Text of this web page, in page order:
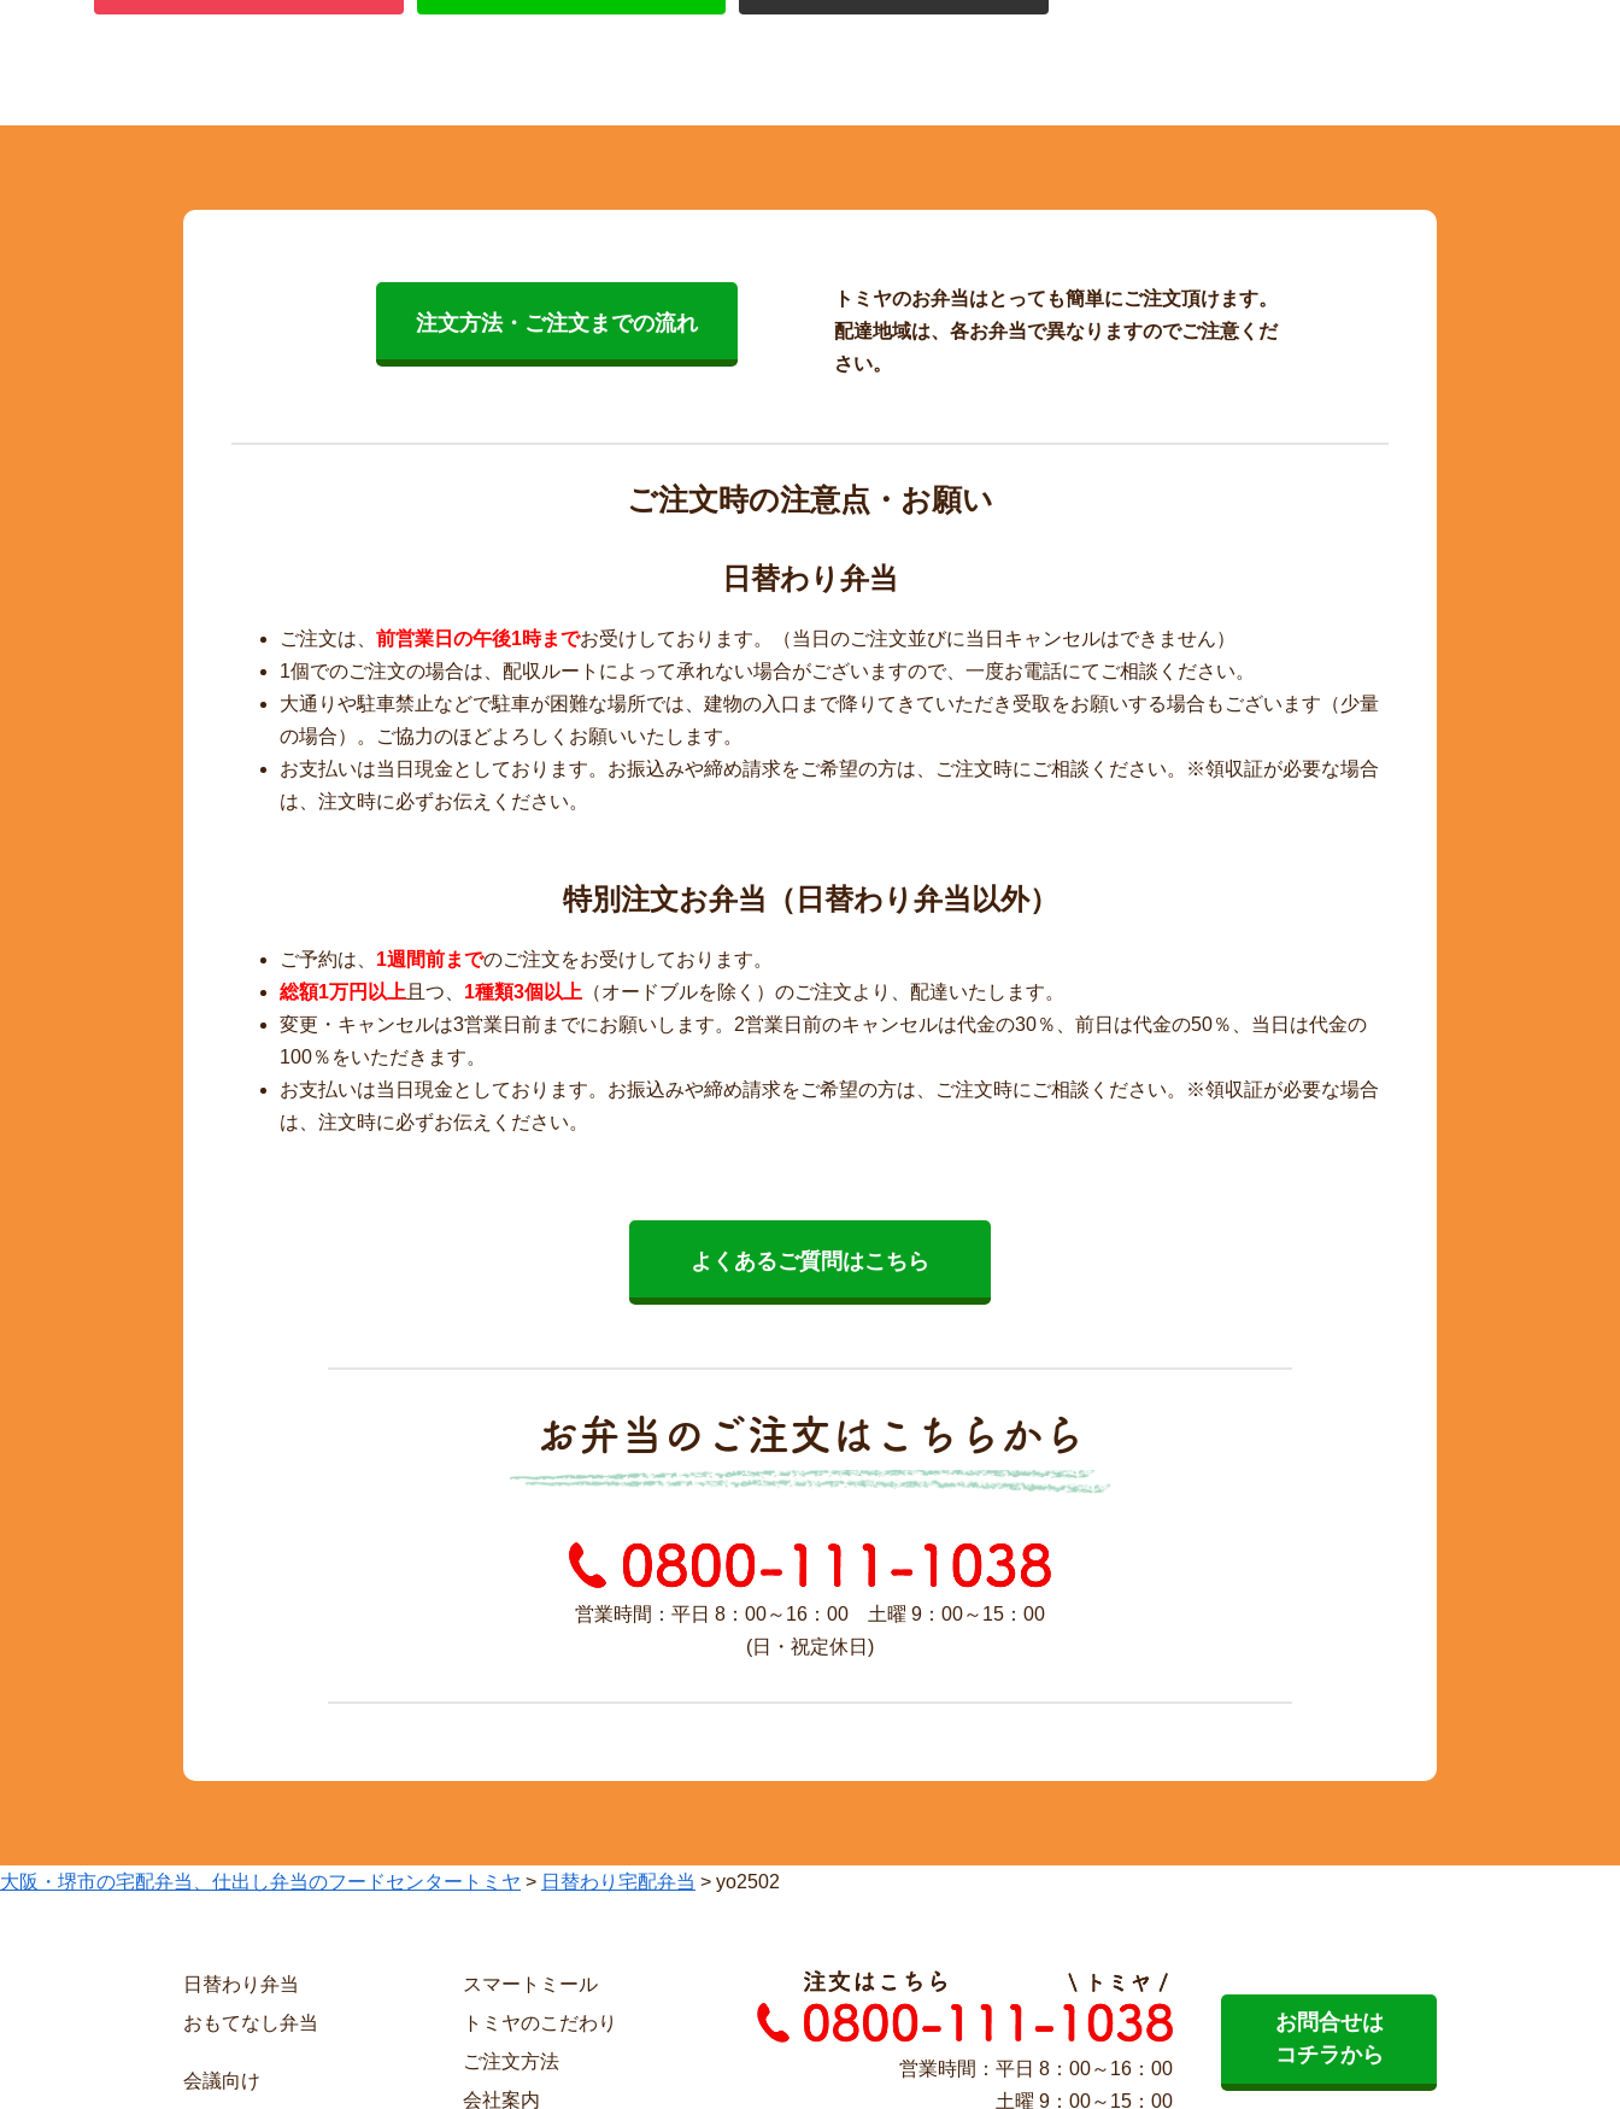
注文方法・ご注文までの流れ
トミヤのお弁当はとっても簡単にご注文頂けます。
配達地域は、各お弁当で異なりますのでご注意くだ
さい。
ご注文時の注意点・お願い
日替わり弁当
ご注文は、 前営業日の午後1時までお受けしております。（当日のご注文並びに当日キャンセルはできません）
1個でのご注文の場合は、配収ルートによって承れない場合がございますので、一度お電話にてご相談ください。
大通りや駐車禁止などで駐車が困難な場所では、建物の入口まで降りてきていただき受取をお願いする場合もございます（少量
の場合）。ご協力のほどよろしくお願いいたします。
お支払いは当日現金としております。お振込みや締め請求をご希望の方は、ご注文時にご相談ください。※領収証が必要な場合
は、注文時に必ずお伝えください。
特別注文お弁当（日替わり弁当以外）
ご予約は、 1週間前までのご注文をお受けしております。
総額1万円以上 且つ、 1種類3個以上 （オードブルを除く）のご注文より、配達いたします。
変更・キャンセルは3営業日前までにお願いします。2営業日前のキャンセルは代金の30％、前日は代金の50％、当日は代金の
100％をいただきます。
お支払いは当日現金としております。お振込みや締め請求をご希望の方は、ご注文時にご相談ください。※領収証が必要な場合
は、注文時に必ずお伝えください。
よくあるご質問はこちら
お弁当のご注文はこちらから
営業時間：平日 8：00～16：00 土曜 9：00～15：00
(日・祝定休日)
大阪・堺市の宅配弁当、仕出し弁当のフードセンタートミヤ > 日替わり宅配弁当 > yo2502
日替わり弁当
おもてなし弁当
会議向け
スマートミール
トミヤのこだわり
ご注文方法
会社案内
営業時間：平日 8：00～16：00
土曜 9：00～15：00
お問合せは
コチラから